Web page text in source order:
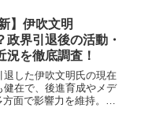
】伊吹文明
政界引退後の活動・
況を徹底調査！
退した伊吹文明氏の現在
健在で、後進育成やメデ
面で影響力を維持。最